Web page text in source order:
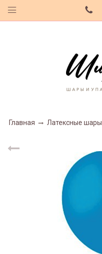
Главная Латексные шары